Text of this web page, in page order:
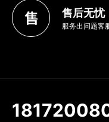
售后无忧
服务出问题客